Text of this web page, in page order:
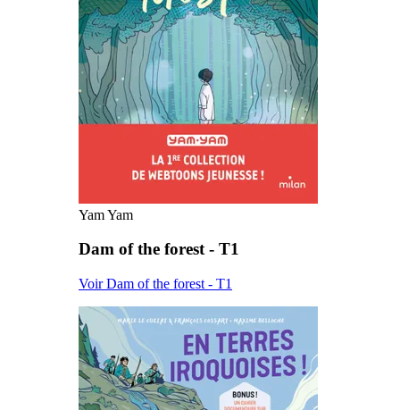
Yam Yam
Dam of the forest - T1
Voir Dam of the forest - T1